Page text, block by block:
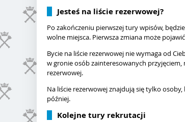
Jesteś na liście rezerwowej?
Po zakończeniu pierwszej tury wpisów,
wolne miejsca. Pierwsza zmiana może
Bycie na liście rezerwowej nie wymaga od
w gronie osób zainteresowanych przyjęciem,
rezerwowej.
Na liście rezerwowej znajdują się tylko
później.
Kolejne tury rekrutacji